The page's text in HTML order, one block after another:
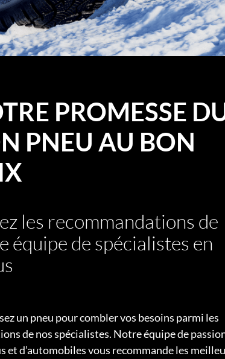
PROMESSE
PNEU AU BON
les recommandations de
équipe de spécialistes en
un pneu pour combler vos besoins parmi les
de nos spécialistes. Notre équipe de
et d’automobiles vous recommande les